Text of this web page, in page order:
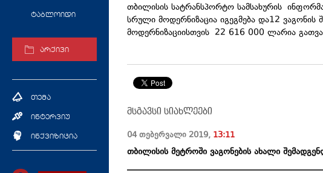
ტაბლოიდი
არქივი
თემა
ინტერვიუ
ინქვიზიცია
თბილისის სატრანსპორტო სამსახურის
სრული მოდერნიზაცია იგეგმება და12 ვაგონის
მოდერნიზაციისთვის 22 616 000 ლარია
მსგავსი სიახლეები
04 თებერვალი 2019, 13:11
თბილისის მეტროში ვაგონების ახალი